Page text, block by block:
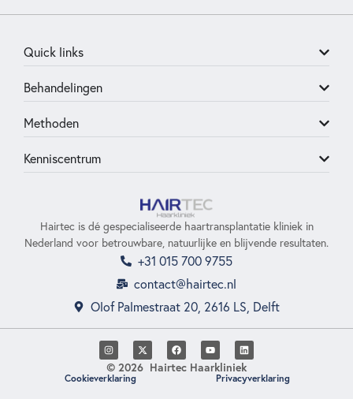
Quick links
Behandelingen
Methoden
Kenniscentrum
Hairtec is dé gespecialiseerde haartransplantatie kliniek in
Nederland voor betrouwbare, natuurlijke en blijvende resultaten.
+31 015 700 9755
contact@hairtec.nl
Olof Palmestraat 20, 2616 LS, Delft
© 2026 Hairtec Haarkliniek
Cookieverklaring Privacyverklaring